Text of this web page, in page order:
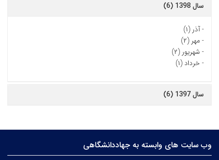
سال 1398 (6)
-آذر (۱)
-مهر (۲)
- شهریور (۲)
- خرداد (۱)
سال 1397 (6)
وب سایت های وابسته به جهاددانشگاهی